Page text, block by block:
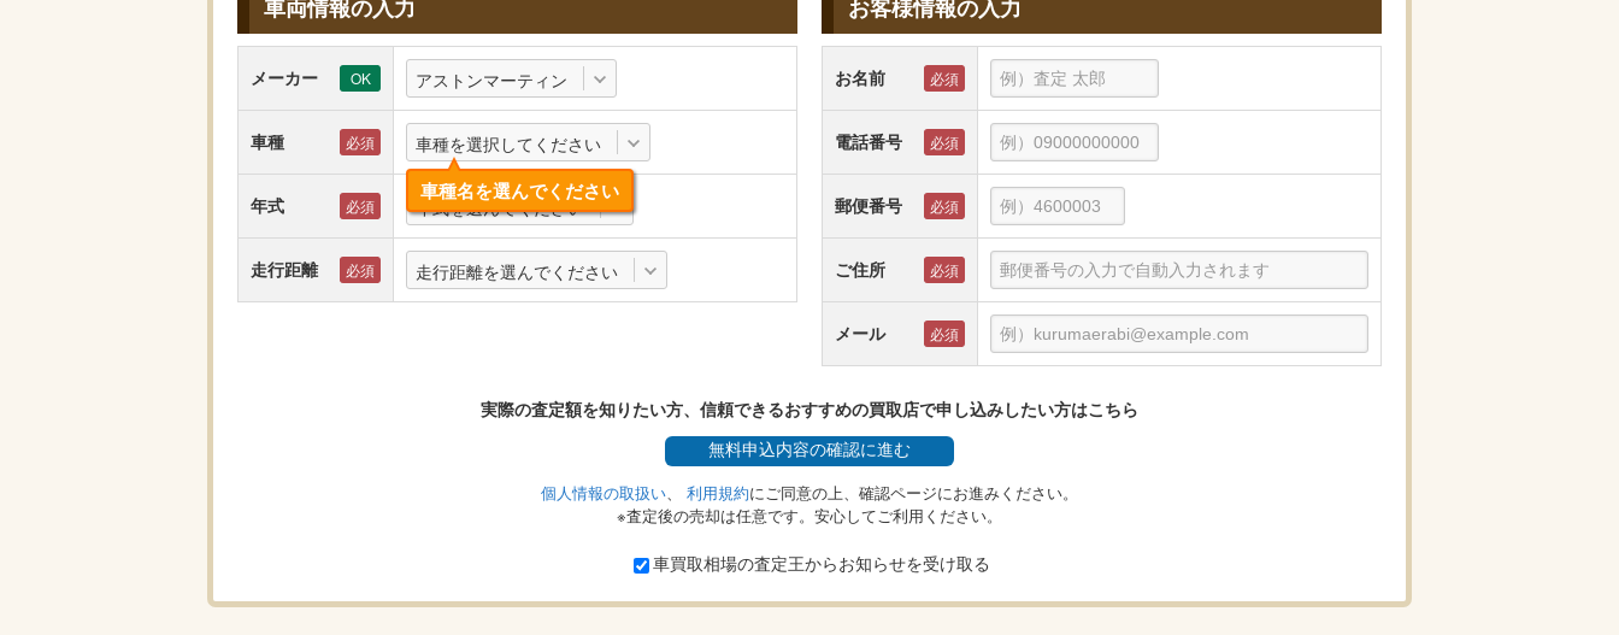
車両情報の入力
メーカー アストンマーティン
車種 車種を選択してください
車種名を選んでください
年式 年式を選んでください
走行距離 走行距離を選んでください
お客様情報の入力
お名前
電話番号
郵便番号
ご住所
メール
実際の査定額を知りたい方、信頼できるおすすめの買取店で申し込みしたい方はこちら
無料申込内容の確認に進む
個人情報の取扱い、 利用規約にご同意の上、確認ページにお進みください。
※査定後の売却は任意です。安心してご利用ください。
車買取相場の査定王からお知らせを受け取る